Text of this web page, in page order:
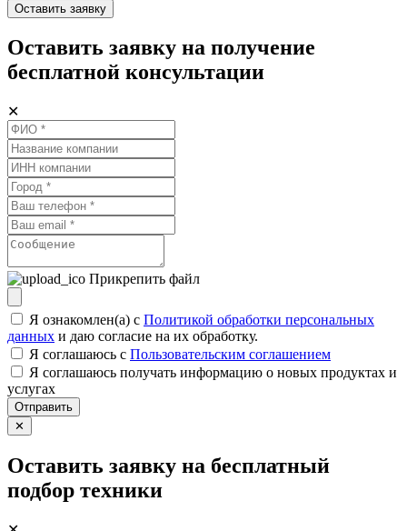
Оставить заявку
Оставить заявку на получение
бесплатной консультации
✕
Прикрепить файл
Я ознакомлен(а) с Политикой обработки персональных
данных и даю согласие на их обработку.
Я соглашаюсь c Пользовательским соглашением
Я соглашаюсь получать информацию о новых продуктах и
услугах
Отправить
✕
Оставить заявку на бесплатный
подбор техники